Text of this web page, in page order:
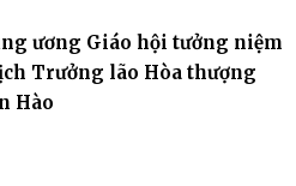
ương Giáo hội tưởng niệm
Trưởng lão Hòa thượng
Hào